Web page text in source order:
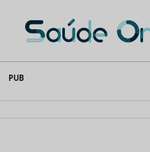
to
content
Saúde Oral
PUB